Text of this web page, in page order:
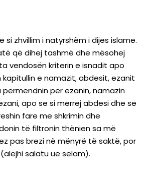
zhvillim i natyrshëm i dijes islame.
që dihej tashmë dhe mësohej
vendosën kriterin e isnadit apo
e namazit, abdesit, ezanit
për ezanin, namazin
apo se si merrej abdesi dhe se
fare me shkrimin dhe
të filtronin thënien sa më
pas brezi në mënyrë të saktë, por
salatu ue selam).